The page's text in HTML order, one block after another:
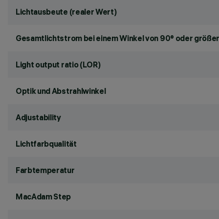
Lichtausbeute (realer Wert)
Gesamtlichtstrom bei einem Winkel von 90° oder
Light output ratio (LOR)
Optik und Abstrahlwinkel
Adjustability
Lichtfarbqualität
Farbtemperatur
MacAdam Step